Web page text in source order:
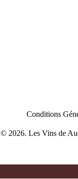
Conditions
© 2026. Les Vins de